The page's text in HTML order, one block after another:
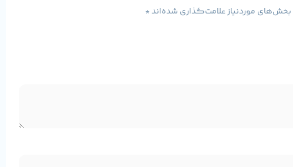
بخش‌های موردنیاز علامت‌گذاری شده‌اند*